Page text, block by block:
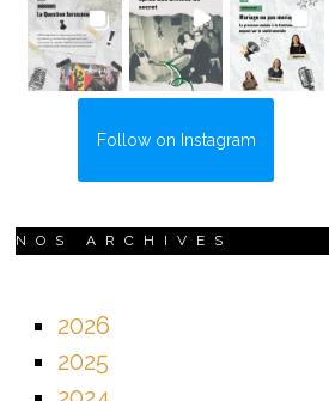
Follow on Instagram
NOS ARCHIVES
2026
2025